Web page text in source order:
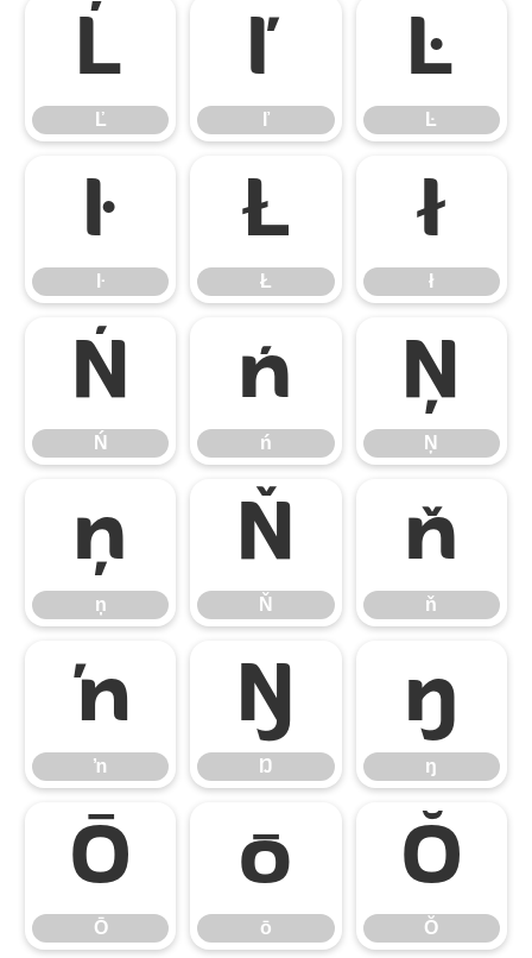
Ľ
Ľ
ľ
ľ
Ŀ
Ŀ
ŀ
ŀ
Ł
Ł
ł
ł
Ń
Ń
ń
ń
Ņ
Ņ
ņ
ņ
Ň
Ň
ň
ň
ŉ
ŉ
Ŋ
Ŋ
ŋ
ŋ
Ō
Ō
ō
ō
Ŏ
Ŏ